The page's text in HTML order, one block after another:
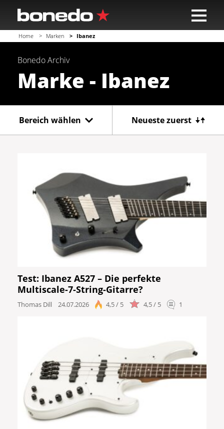
Home Marken Ibanez
BonedoArchiv
Marke - Ibanez
Bereich wählen
Recording
Keyboard
Vocals
Software
Neueste zuerst
Test: Ibanez A527 – Die perfekte
Multiscale-7-String-Gitarre?
Thomas Dill 24.07.2026 4,5 / 5 4,5 / 5 1